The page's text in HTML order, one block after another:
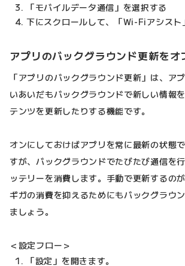
「モバイルデータ通信」を選択する
下にスクロールして、「Wi-Fiアシスト
アプリのバックグラウンド更新をオ
「アプリのバックグラウンド更新」は、ア
いあいだもバックグラウンドで新しい情報
テンツを更新したりする機能です。
オンにしておけばアプリを常に最新の状態
すが、バックグラウンドでたびたび通信を
ッテリーを消費します。手動で更新するの
ギガの消費を抑えるためにもバックグラウ
ましょう。
＜設定フロー＞
「設定」を開きます。